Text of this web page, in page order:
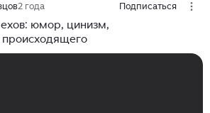
2 года Подписаться
юмор, цинизм,